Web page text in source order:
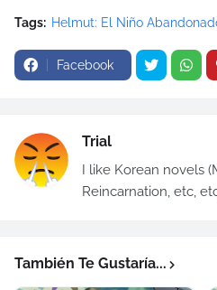
Tags: Helmut: El Niño
Facebook
Trial
I like Korean novels
Reincarnation, etc,
También Te Gustaría...